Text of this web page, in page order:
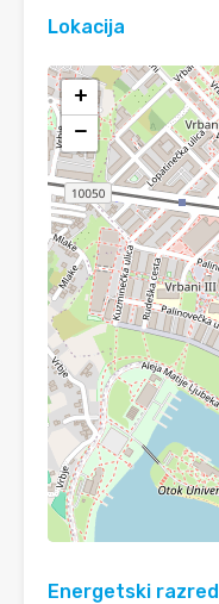
Lokacija
+
−
Energetski razred